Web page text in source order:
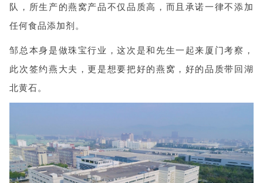
队，所生产的燕窝产品不仅品质高，而且承诺一律不添加
任何食品添加剂。
邹总本身是做珠宝行业，这次是和先生一起来厦门考察，
此次签约燕大夫，更是想要把好的燕窝，好的品质带回湖
北黄石。